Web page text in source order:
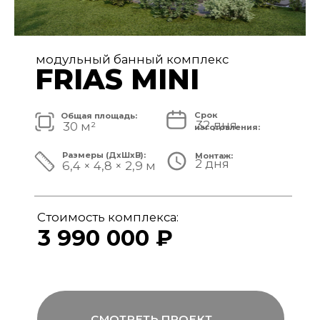
4 890 000 ₽
Монтаж:
2 дня
8,4 × 4,8 × 3,1 м
Размеры (ДxШxВ):
32 дня
изготовления:
40 м²
модульный банный комплекс